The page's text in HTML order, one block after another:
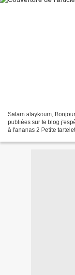
Salam alaykoum,
publiées sur le blog
à l'ananas 2 Petite